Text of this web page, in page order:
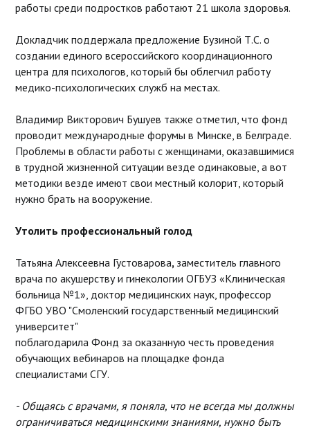
работы среди подростков работают 21 школа здоровья.
Докладчик поддержала предложение Бузиной Т.С. о
создании единого всероссийского координационного
центра для психологов, который бы облегчил работу
медико-психологических служб на местах.
Владимир Викторович Бушуев также отметил, что фонд
проводит международные форумы в Минске, в Белграде.
Проблемы в области работы с женщинами, оказавшимися
в трудной жизненной ситуации везде одинаковые, а вот
методики везде имеют свои местный колорит, который
нужно брать на вооружение.
Утолить профессиональный голод
Татьяна Алексеевна Густоварова, заместитель главного
врача по акушерству и гинекологии ОГБУЗ «Клиническая
больница №1», доктор медицинских наук, профессор
ФГБО УВО "Смоленский государственный медицинский
университет"
поблагодарила Фонд за оказанную честь проведения
обучающих вебинаров на площадке фонда
специалистами СГУ.
- Общаясь с врачами, я поняла, что не всегда мы должны
ограничиваться медицинскими знаниями, нужно быть